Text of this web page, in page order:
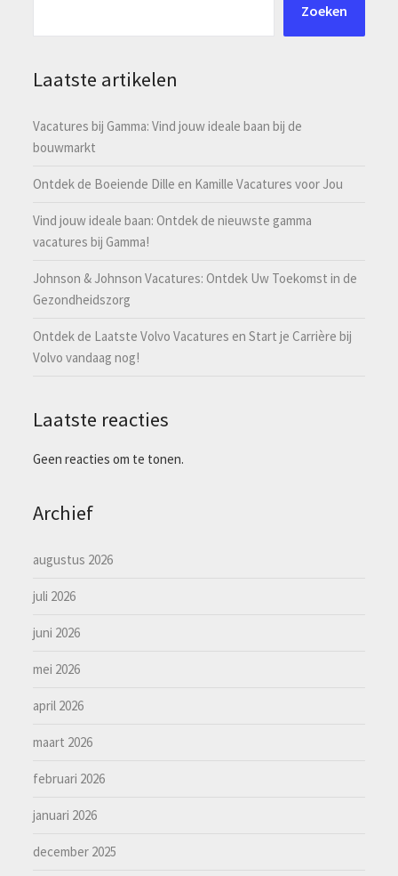
Zoeken
Laatste artikelen
Vacatures bij Gamma: Vind jouw ideale baan bij de
bouwmarkt
Ontdek de Boeiende Dille en Kamille Vacatures voor Jou
Vind jouw ideale baan: Ontdek de nieuwste gamma
vacatures bij Gamma!
Johnson & Johnson Vacatures: Ontdek Uw Toekomst in de
Gezondheidszorg
Ontdek de Laatste Volvo Vacatures en Start je Carrière bij
Volvo vandaag nog!
Laatste reacties
Geen reacties om te tonen.
Archief
augustus 2026
juli 2026
juni 2026
mei 2026
april 2026
maart 2026
februari 2026
januari 2026
december 2025